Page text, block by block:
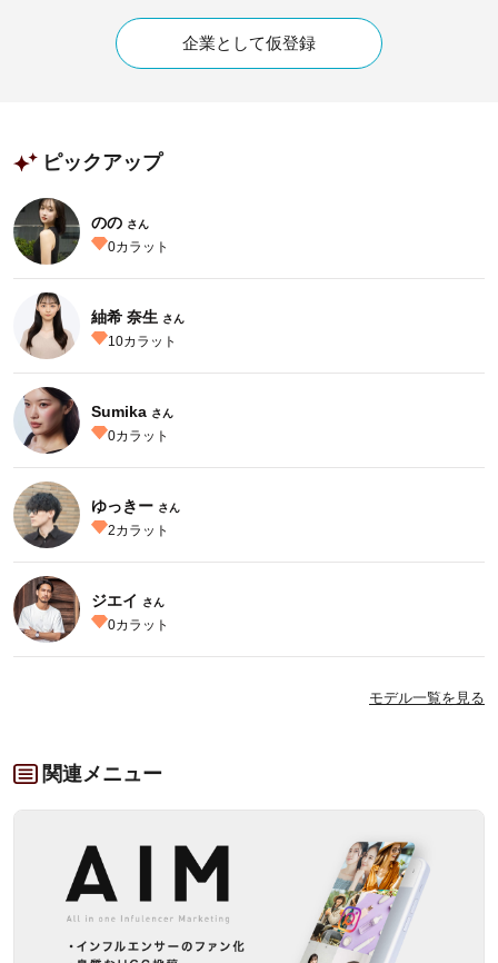
企業として仮登録
ピックアップ
のの さん
0カラット
紬希 奈生 さん
10カラット
Sumika さん
0カラット
ゆっきー さん
2カラット
ジエイ さん
0カラット
モデル一覧を見る
関連メニュー